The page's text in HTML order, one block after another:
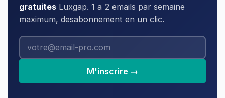
gratuites Luxgap. 1 a 2 emails par semaine
maximum, desabonnement en un clic.
M'inscrire →